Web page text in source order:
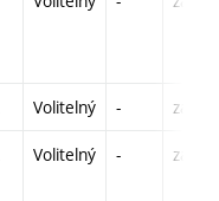
Volitelný - zá
Volitelný - zá